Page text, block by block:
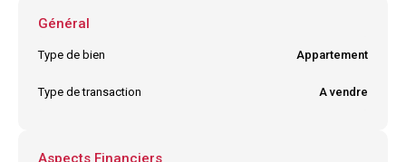
Général
Type de bien Appartement
Type de transaction A vendre
Aspects Financiers